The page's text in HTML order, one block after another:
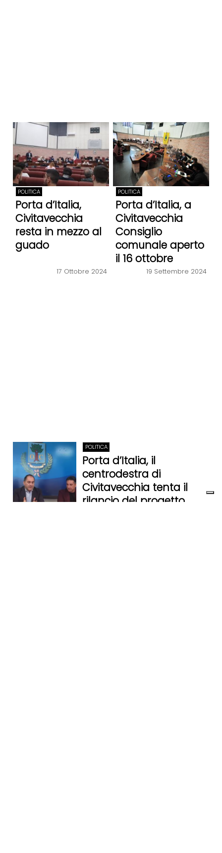
POLITICA
Porta d’Italia,
Civitavecchia
resta in mezzo al
guado
17 Ottobre 2024
POLITICA
Porta d’Italia, a
Civitavecchia
Consiglio
comunale aperto
il 16 ottobre
19 Settembre 2024
POLITICA
Porta d’Italia, il
centrodestra di
Civitavecchia tenta il
rilancio del progetto